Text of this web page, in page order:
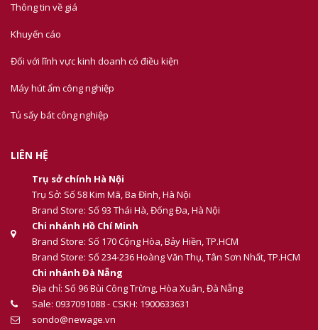
Thông tin về giá
Khuyến cáo
Đối với lĩnh vực kinh doanh có điều kiện
Máy hút ẩm công nghiệp
Tủ sấy bát công nghiệp
LIÊN HỆ
Trụ sở chính Hà Nội
Trụ Sở: Số 58 Kim Mã, Ba Đình, Hà Nội
Brand Store: Số 93 Thái Hà, Đống Đa, Hà Nội
Chi nhánh Hồ Chí Minh
Brand Store: Số 170 Cộng Hòa, Bảy Hiền, TP.HCM
Brand Store: Số 234-236 Hoàng Văn Thụ, Tân Sơn Nhất, TP.HCM
Chi nhánh Đà Nẵng
Địa chỉ: Số 96 Bùi Công Trừng, Hòa Xuân, Đà Nẵng
Sale: 0937091088 - CSKH: 1900633631
sondo@newage.vn